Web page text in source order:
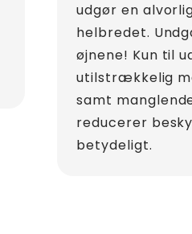
udgør en
helbredet.
øjnene! Kun til
utilstrækkelig
samt
reducerer
betydeligt.